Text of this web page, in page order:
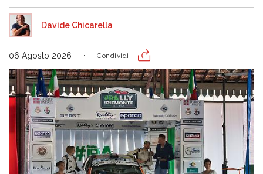
Davide Chicarella
06 Agosto 2026 Condividi